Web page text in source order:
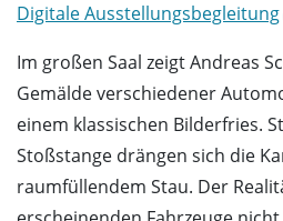
Digitale Ausstellungsbegleitung
Im großen Saal zeigt Andreas
Gemälde verschiedener
einem klassischen Bilderfries.
Stoßstange drängen sich die
raumfüllendem Stau. Der